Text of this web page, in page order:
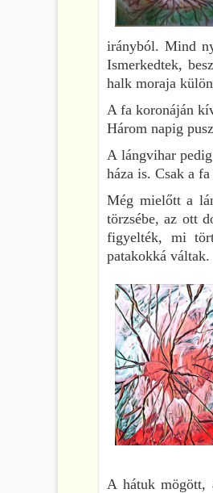
irányból. Mind
Ismerkedtek,
halk moraja
A fa koronáján
Három napig
A lángvihar
háza is. Csak a
Még mielőtt a
törzsébe, az ott
figyelték, mi
patakokká váltak.
A hátuk mögött,